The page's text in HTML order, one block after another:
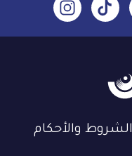
الشروط والأحكام